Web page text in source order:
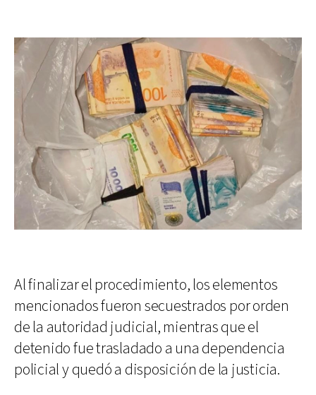
Al finalizar el procedimiento, los elementos
mencionados fueron secuestrados por orden
de la autoridad judicial, mientras que el
detenido fue trasladado a una dependencia
policial y quedó a disposición de la justicia.